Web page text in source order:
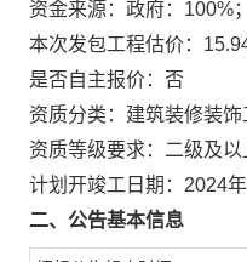
资金来源：政府：100%
本次发包工程估价：
是否自主报价：否
资质分类：建筑装修装
资质等级要求：二级及以
计划开竣工日期：2024
二、公告基本信息